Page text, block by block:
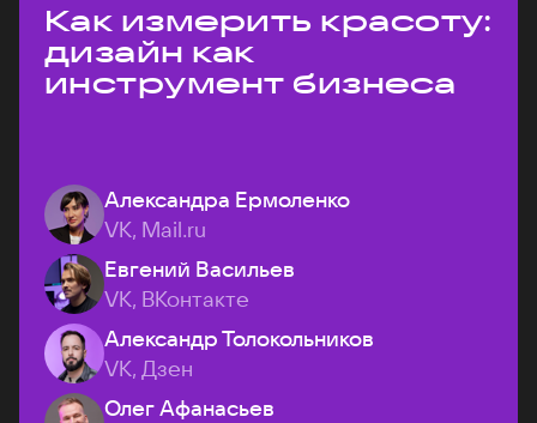
Как измерить красоту:
дизайн как
инструмент бизнеса
Александра Ермоленко
VK, Mail.ru
Евгений Васильев
VK, ВКонтакте
Александр Толокольников
VK, Дзен
Олег Афанасьев